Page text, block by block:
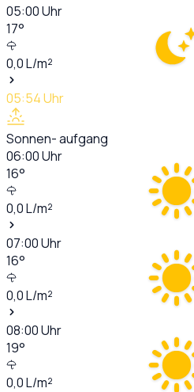
05:00Uhr
17°
0,0L/m²
05:54Uhr
Sonnen- aufgang
06:00Uhr
16°
0,0L/m²
07:00Uhr
16°
0,0L/m²
08:00Uhr
19°
0,0L/m²